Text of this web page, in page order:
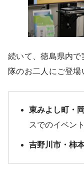
続いて、徳島県内で
隊のお二人にご登場
東みよし町・
スでのイベン
吉野川市・柿